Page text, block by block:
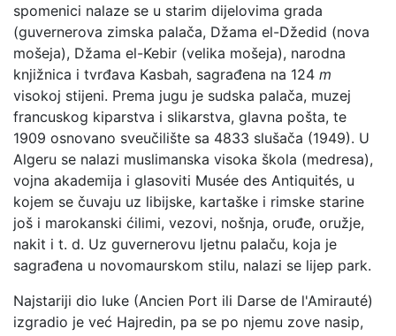
spomenici nalaze se u starim dijelovima grada
(guvernerova zimska palača, Džama el-Džedid (nova
mošeja), Džama el-Kebir (velika mošeja), narodna
knjižnica i tvrđava Kasbah, sagrađena na 124 m
visokoj stijeni. Prema jugu je sudska palača, muzej
francuskog kiparstva i slikarstva, glavna pošta, te
1909 osnovano sveučilište sa 4833 slušača (1949). U
Algeru se nalazi muslimanska visoka škola (medresa),
vojna akademija i glasoviti Musée des Antiquités, u
kojem se čuvaju uz libijske, kartaške i rimske starine
još i marokanski ćilimi, vezovi, nošnja, oruđe, oružje,
nakit i t. d. Uz guvernerovu ljetnu palaču, koja je
sagrađena u novomaurskom stilu, nalazi se lijep park.
Najstariji dio luke (Ancien Port ili Darse de l'Amirauté)
izgradio je već Hajredin, pa se po njemu zove nasip,